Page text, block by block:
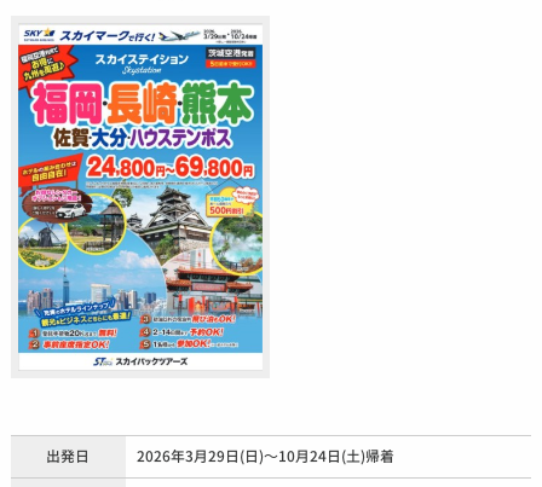
出発日 2026年3月29日(日)～10月24日(土)帰着